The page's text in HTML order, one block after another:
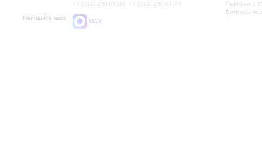
+7 (812) 240-01-00, +7 (812) 240-01-70
Напишите нам:
MAX
Перерыв с
Вопросы